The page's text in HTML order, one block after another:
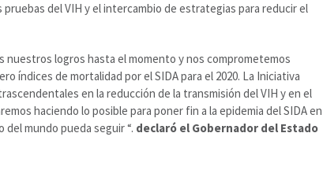
pruebas del VIH y el intercambio de estrategias para reducir el
nuestros logros hasta el momento y nos comprometemos
índices de mortalidad por el SIDA para el 2020. La Iniciativa
en la reducción de la transmisión del VIH y en el
haciendo lo posible para poner fin a la epidemia del SIDA en
del mundo pueda seguir “. declaró el Gobernador del Estado